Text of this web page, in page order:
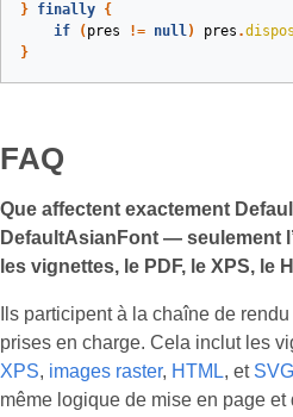
} finally {
if
( pres != null) pres .
}
FAQ
Que affectent exactement
DefaultAsianFont — seulement
les vignettes, le PDF, le XPS, le
Ils participent à la chaîne de
prises en charge. Cela inclut les
XPS, images raster, HTML, et SVG
même logique de mise en page